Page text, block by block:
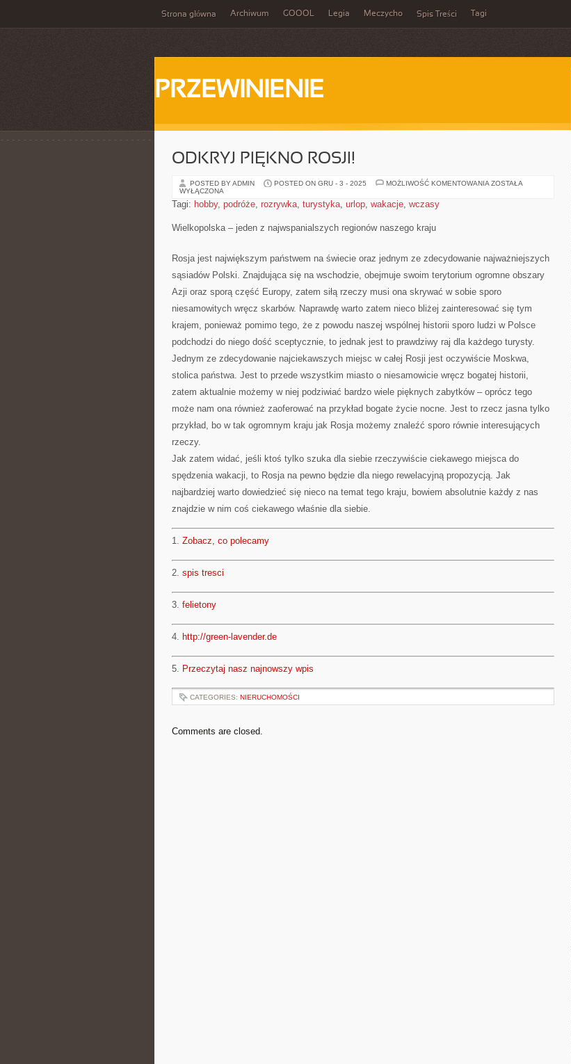
Strona główna Archiwum GOOOL Legia Meczycho Spis Treści Tagi
PRZEWINIENIE
ODKRYJ PIĘKNO ROSJI!
POSTED BY ADMIN POSTED ON GRU - 3 - 2025 MOŻLIWOŚĆ KOMENTOWANIA ODKRYJ
ZOSTAŁA
WYŁĄCZONA
Tagi: hobby, podróże, rozrywka, turystyka, urlop, wakacje, wczasy
Wielkopolska – jeden z najwspanialszych regionów naszego kraju
Rosja jest największym państwem na świecie oraz jednym ze zdecydowanie najważniejszych
sąsiadów Polski. Znajdująca się na wschodzie, obejmuje swoim terytorium ogromne obszary
Azji oraz sporą część Europy, zatem siłą rzeczy musi ona skrywać w sobie sporo
niesamowitych wręcz skarbów. Naprawdę warto zatem nieco bliżej zainteresować się tym
krajem, ponieważ pomimo tego, że z powodu naszej wspólnej historii sporo ludzi w Polsce
podchodzi do niego dość sceptycznie, to jednak jest to prawdziwy raj dla każdego turysty.
Jednym ze zdecydowanie najciekawszych miejsc w całej Rosji jest oczywiście Moskwa,
stolica państwa. Jest to przede wszystkim miasto o niesamowicie wręcz bogatej historii,
zatem aktualnie możemy w niej podziwiać bardzo wiele pięknych zabytków – oprócz tego
może nam ona również zaoferować na przykład bogate życie nocne. Jest to rzecz jasna tylko
przykład, bo w tak ogromnym kraju jak Rosja możemy znaleźć sporo równie interesujących
rzeczy.
Jak zatem widać, jeśli ktoś tylko szuka dla siebie rzeczywiście ciekawego miejsca do
spędzenia wakacji, to Rosja na pewno będzie dla niego rewelacyjną propozycją. Jak
najbardziej warto dowiedzieć się nieco na temat tego kraju, bowiem absolutnie każdy z nas
znajdzie w nim coś ciekawego właśnie dla siebie.
1. Zobacz, co polecamy
2. spis tresci
3. felietony
4. http://green-lavender.de
5. Przeczytaj nasz najnowszy wpis
CATEGORIES: NIERUCHOMOŚCI
Comments are closed.